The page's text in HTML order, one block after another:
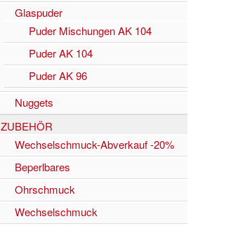
Glaspuder
Puder Mischungen AK 104
Puder AK 104
Puder AK 96
Nuggets
ZUBEHÖR
Wechselschmuck-Abverkauf -20%
Beperlbares
Ohrschmuck
Wechselschmuck